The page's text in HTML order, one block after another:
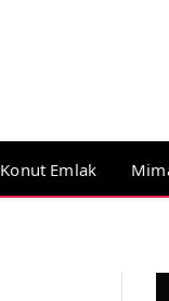
Konut Emlak